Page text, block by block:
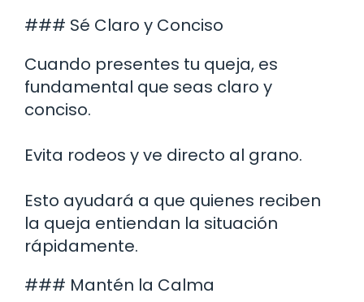
### Sé Claro y Conciso
Cuando presentes tu queja, es
fundamental que seas claro y
conciso.
Evita rodeos y ve directo al grano.
Esto ayudará a que quienes reciben
la queja entiendan la situación
rápidamente.
### Mantén la Calma